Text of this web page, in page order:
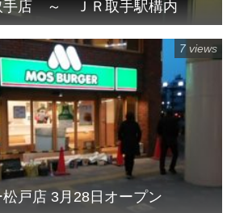
店 ～ ＪＲ取手駅構内
戸店 3月28日オープン
7 views